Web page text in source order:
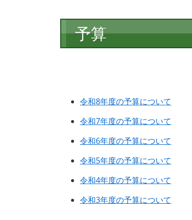
文
予算
令和8年度の予算について
令和7年度の予算について
令和6年度の予算について
令和5年度の予算について
令和4年度の予算について
令和3年度の予算について